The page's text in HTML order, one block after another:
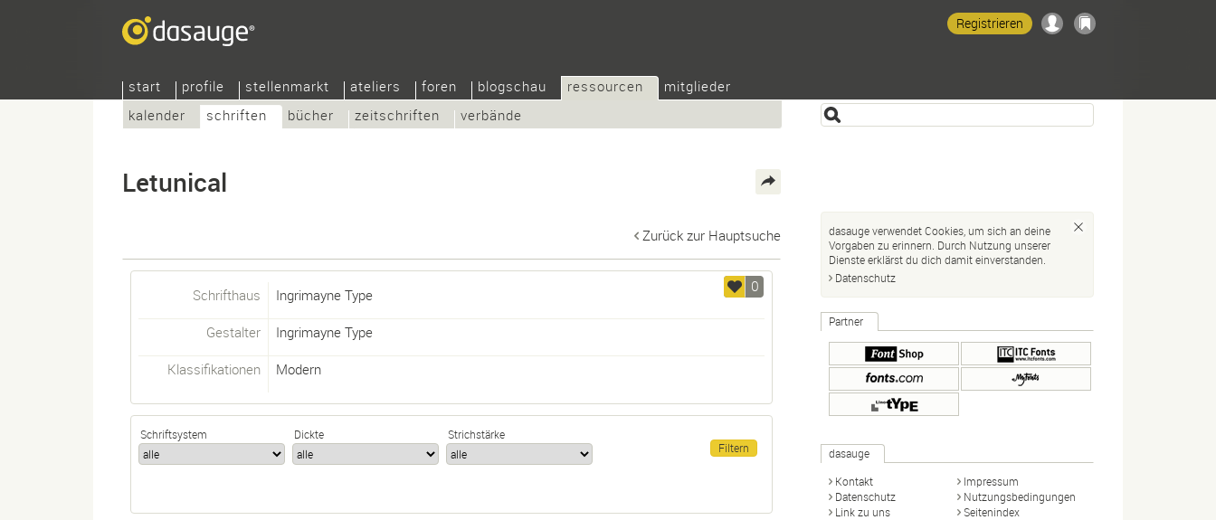
start profile stellenmarkt ateliers foren blogschau
ressourcen
kalender
schriften bücher zeitschriften verbände
mitglieder
Registrieren
Letunical
Zurück zur Hauptsuche
0
Schrifthaus Ingrimayne Type
Gestalter Ingrimayne Type
Klassifikationen Modern
Schriftsystem Dickte Strichstärke
dasauge verwendet Cookies, um sich an deine
Vorgaben zu erinnern. Durch Nutzung unserer
Dienste erklärst du dich damit einverstanden.
Datenschutz
Partner
dasauge
Kontakt
Impressum
Datenschutz
Nutzungsbedingungen
Link zu uns
Seitenindex